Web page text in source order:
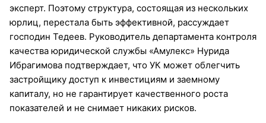
эксперт. Поэтому структура, состоящая из нескольких
юрлиц, перестала быть эффективной, рассуждает
господин Тедеев. Руководитель департамента контроля
качества юридической службы «Амулекс» Нурида
Ибрагимова подтверждает, что УК может облегчить
застройщику доступ к инвестициям и заемному
капиталу, но не гарантирует качественного роста
показателей и не снимает никаких рисков.